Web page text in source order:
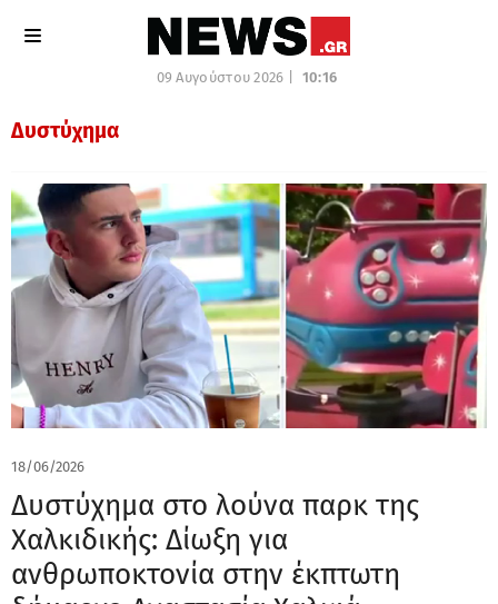
09 Αυγούστου 2026 | 10:16
Δυστύχημα
18/06/2026
Δυστύχημα στο λούνα παρκ της
Χαλκιδικής: Δίωξη για
ανθρωποκτονία στην έκπτωτη